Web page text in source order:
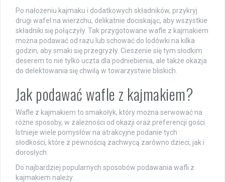
Po nałożeniu kajmaku i dodatkowych składników, przykryj
drugi wafel na wierzchu, delikatnie dociskając, aby wszystkie
składniki się połączyły. Tak przygotowane wafle z kajmakiem
można podawać od razu lub schować do lodówki na kilka
godzin, aby smaki się przegryzły. Cieszenie się tym słodkim
deserem to nie tylko uczta dla podniebienia, ale także okazja
do delektowania się chwilą w towarzystwie bliskich.
Jak podawać wafle z kajmakiem?
Wafle z kajmakiem to smakołyk, który można serwować na
różne sposoby, w zależności od okazji oraz preferencji gości.
Istnieje wiele pomysłów na atrakcyjne podanie tych
słodkości, które z pewnością zachwycą zarówno dzieci, jak i
dorosłych.
Do najbardziej popularnych sposobów podawania wafli z
kajmakiem należy: